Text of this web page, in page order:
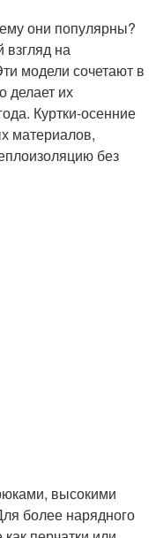
они популярны?
на
модели сочетают в
делает их
Куртки-осенние
материалов,
без
высокими
более нарядного